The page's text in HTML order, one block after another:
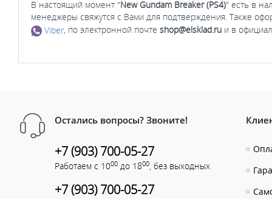
В настоящий момент "New Gundam Breaker (PS4)" есть в
менеджеры свяжутся с Вами для подтверждения. Также
Viber, по электронной почте shop@elsklad.ru и в
Остались вопросы? Звоните!
+7 (903) 700-05-27
Работаем с 1000 до 1800, без выходных
+7 (903) 700-05-27